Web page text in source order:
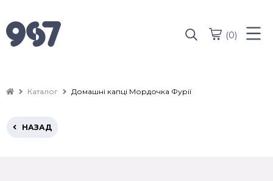
(0)
Каталог Домашні капці Мордочка Фурії
НАЗАД